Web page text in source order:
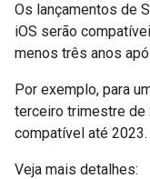
Os lançamentos de
iOS serão
menos três anos
Por exemplo, para
terceiro trimestre de
compatível até 2023.
Veja mais detalhes: